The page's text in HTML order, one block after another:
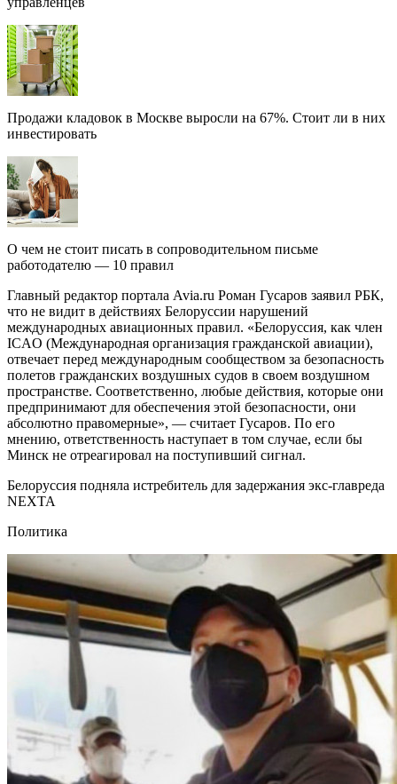
Продажи кладовок в Москве выросли на 67%. Стоит ли в них
инвестировать
О чем не стоит писать в сопроводительном письме
работодателю — 10 правил
Главный редактор портала Avia.ru Роман Гусаров заявил РБК,
что не видит в действиях Белоруссии нарушений
международных авиационных правил. «Белоруссия, как член
ICAO (Международная организация гражданской авиации),
отвечает перед международным сообществом за безопасность
полетов гражданских воздушных судов в своем воздушном
пространстве. Соответственно, любые действия, которые они
предпринимают для обеспечения этой безопасности, они
абсолютно правомерные», — считает Гусаров. По его
мнению, ответственность наступает в том случае, если бы
Минск не отреагировал на поступивший сигнал.
Белоруссия подняла истребитель для задержания экс-главреда
NEXTA
Политика